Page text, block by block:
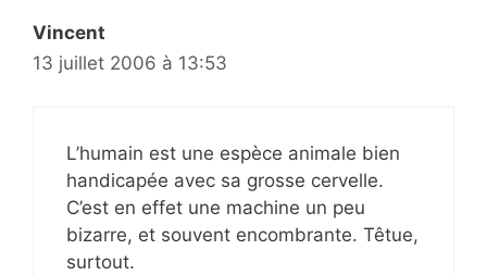
Vincent
13 juillet 2006 à 13:53
L’humain est une espèce animale bien
handicapée avec sa grosse cervelle.
C’est en effet une machine un peu
bizarre, et souvent encombrante. Têtue,
surtout.